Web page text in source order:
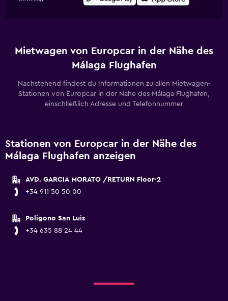
Mietwagen von Europcar in der Nähe des
Málaga Flughafen
Nachstehend findest du Informationen zu allen Mietwagen-
Stationen von Europcar in der Nähe des Málaga Flughafen,
einschließlich Adresse und Telefonnummer
Stationen von Europcar in der Nähe des
Málaga Flughafen anzeigen
AVD. GARCIA MORATO /RETURN Floor-2
+34 911 50 50 00
Poligono San Luis
+34 635 88 24 44